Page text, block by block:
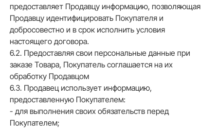
предоставляет Продавцу информацию, позволяющая
Продавцу идентифицировать Покупателя и
добросовестно и в срок исполнить условия
настоящего договора.
6.2. Предоставляя свои персональные данные при
заказе Товара, Покупатель соглашается на их
обработку Продавцом
6.3. Продавец использует информацию,
предоставленную Покупателем:
- для выполнения своих обязательств перед
Покупателем;